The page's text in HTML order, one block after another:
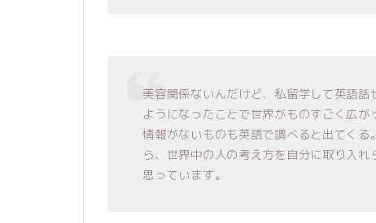
美容関係ないんだけど、私留学して英語
ようになったことで世界がものすごく広
情報がないものも英語で調べると出てく
ら、世界中の人の考え方を自分に取り入
思っています。